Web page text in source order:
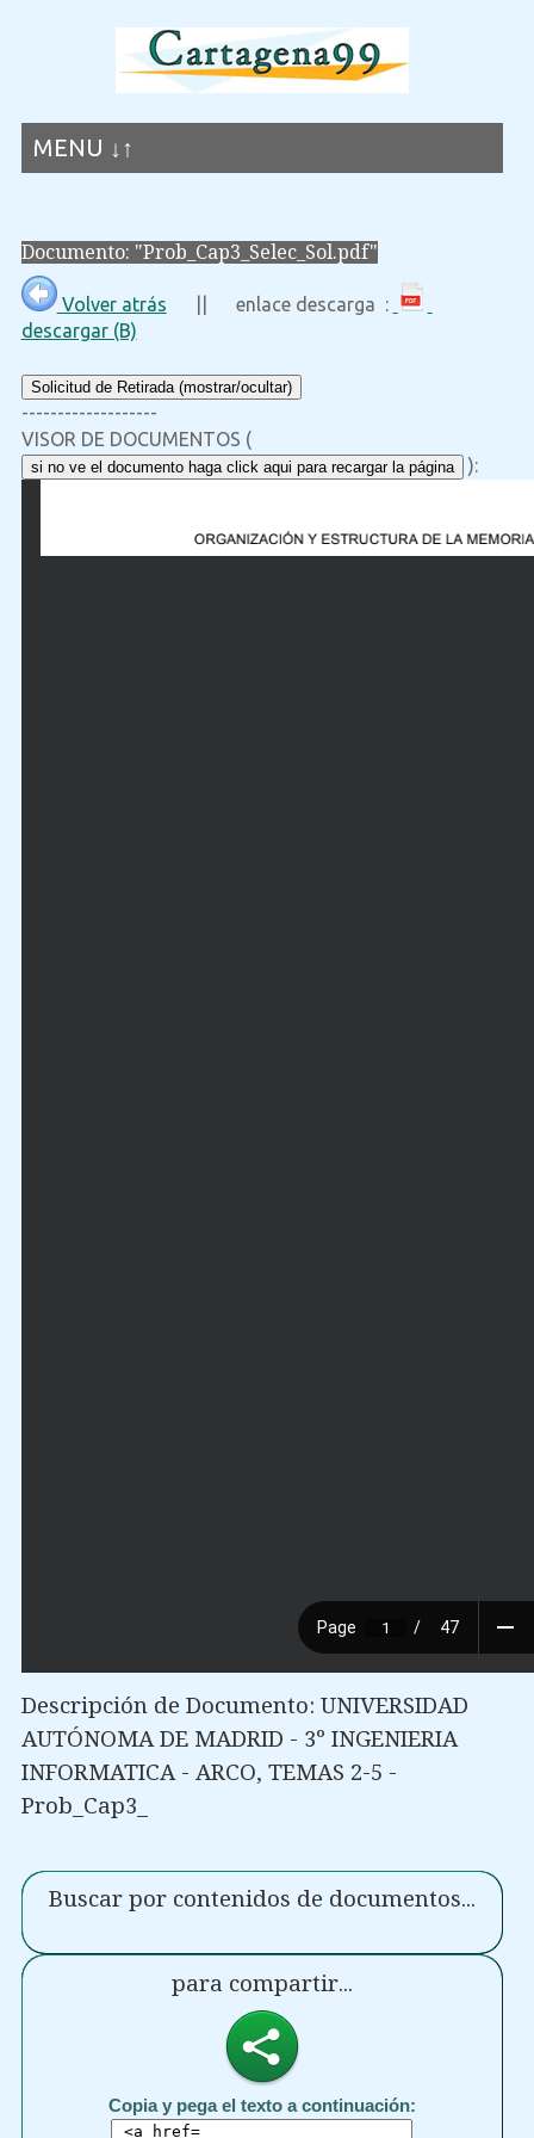
MENU ↓↑
Documento: "Prob_Cap3_Selec_Sol.pdf"
Volver atrás || enlace descarga :
descargar (B)
Solicitud de Retirada (mostrar/ocultar)
-------------------
VISOR DE DOCUMENTOS (
si no ve el documento haga click aqui para recargar la página ):
Descripción de Documento: UNIVERSIDAD
AUTÓNOMA DE MADRID - 3º INGENIERIA
INFORMATICA - ARCO, TEMAS 2-5 -
Prob_Cap3_
Buscar por contenidos de documentos...
para compartir...
Copia y pega el texto a continuación: